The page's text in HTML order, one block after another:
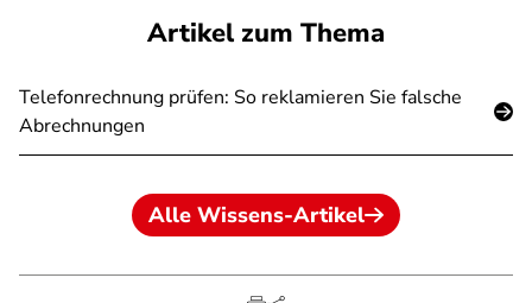
Artikel zum Thema
Telefonrechnung prüfen: So reklamieren Sie falsche
Abrechnungen
Alle Wissens-Artikel